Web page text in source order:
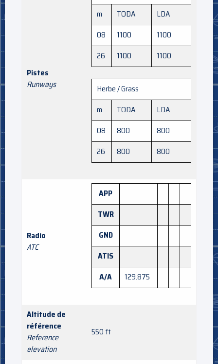
Pistes
Runways
m
TODA
LDA
08
1100
1100
26
1100 1100
Herbe / Grass
m
TODA
LDA
08
800
800
26
800 800
Radio
ATC
APP
TWR
GND
ATIS
A/A
129.875
Altitude de
référence
Reference
elevation
550 ft